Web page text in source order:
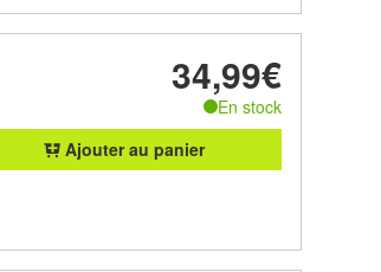
34,99€
En stock
Ajouter au panier